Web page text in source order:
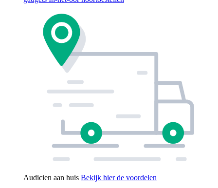
Audicien aan huis Bekijk hier de voordelen